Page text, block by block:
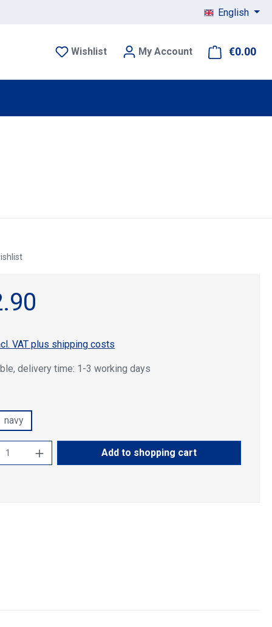
English
Wishlist My Account €0.00
VAT plus shipping costs
delivery time: 1-3 working days
navy
Quantity: Enter the desired amount
Add to shopping cart